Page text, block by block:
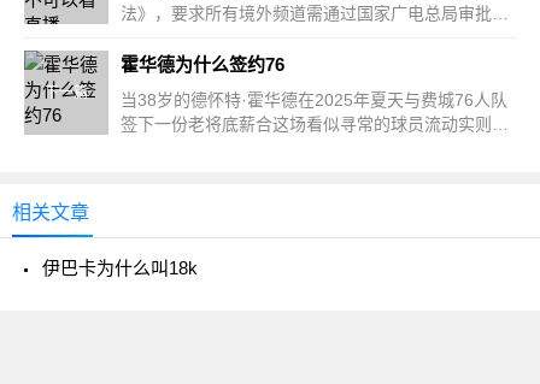
法》，要求所有境外频道需通过国家广电总局审批方
下一篇
霍华德为什么签约76
当38岁的德怀特·霍华德在2025年夏天与费城76人队
签下一份老将底薪合这场看似寻常的球员流动实则暗
相关文章
伊巴卡为什么叫18k